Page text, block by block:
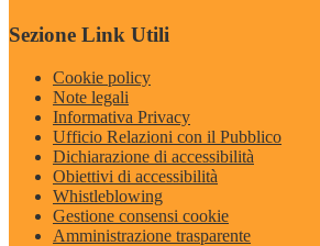
Sezione Link Utili
Cookie policy
Note legali
Informativa Privacy
Ufficio Relazioni con il Pubblico
Dichiarazione di accessibilità
Obiettivi di accessibilità
Whistleblowing
Gestione consensi cookie
Amministrazione trasparente